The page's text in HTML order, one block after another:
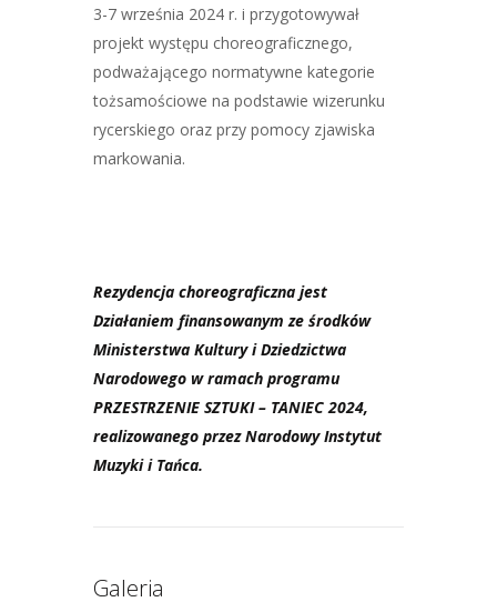
3-7 września 2024 r. i przygotowywał
projekt występu choreograficznego,
podważającego normatywne kategorie
tożsamościowe na podstawie wizerunku
rycerskiego oraz przy pomocy zjawiska
markowania.
Rezydencja choreograficzna jest
Działaniem finansowanym ze środków
Ministerstwa Kultury i Dziedzictwa
Narodowego w ramach programu
PRZESTRZENIE SZTUKI – TANIEC 2024,
realizowanego przez Narodowy Instytut
Muzyki i Tańca.
Galeria